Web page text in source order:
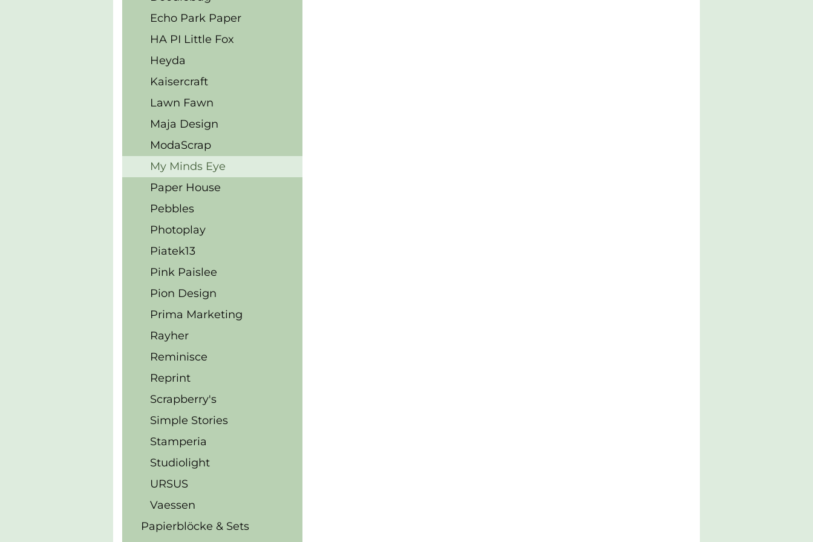
Echo Park Paper
HA PI Little Fox
Heyda
Kaisercraft
Lawn Fawn
Maja Design
ModaScrap
My Minds Eye
Paper House
Pebbles
Photoplay
Piatek13
Pink Paislee
Pion Design
Prima Marketing
Rayher
Reminisce
Reprint
Scrapberry's
Simple Stories
Stamperia
Studiolight
URSUS
Vaessen
Papierblöcke & Sets